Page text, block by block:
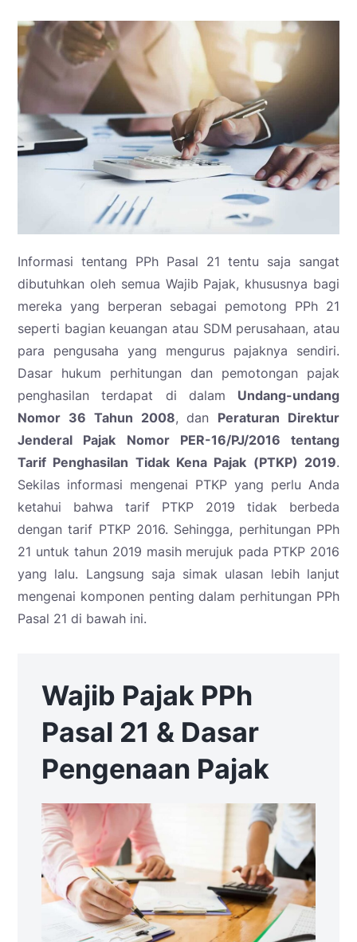
Informasi tentang PPh Pasal 21 tentu saja sangat
dibutuhkan oleh semua Wajib Pajak, khususnya bagi
mereka yang berperan sebagai pemotong PPh 21
seperti bagian keuangan atau SDM perusahaan, atau
para pengusaha yang mengurus pajaknya sendiri.
Dasar hukum perhitungan dan pemotongan pajak
penghasilan terdapat di dalam Undang-undang
Nomor 36 Tahun 2008, dan Peraturan Direktur
Jenderal Pajak Nomor PER-16/PJ/2016 tentang
Tarif Penghasilan Tidak Kena Pajak (PTKP) 2019.
Sekilas informasi mengenai PTKP yang perlu Anda
ketahui bahwa tarif PTKP 2019 tidak berbeda
dengan tarif PTKP 2016. Sehingga, perhitungan PPh
21 untuk tahun 2019 masih merujuk pada PTKP 2016
yang lalu. Langsung saja simak ulasan lebih lanjut
mengenai komponen penting dalam perhitungan PPh
Pasal 21 di bawah ini.
Wajib Pajak PPh
Pasal 21 & Dasar
Pengenaan Pajak